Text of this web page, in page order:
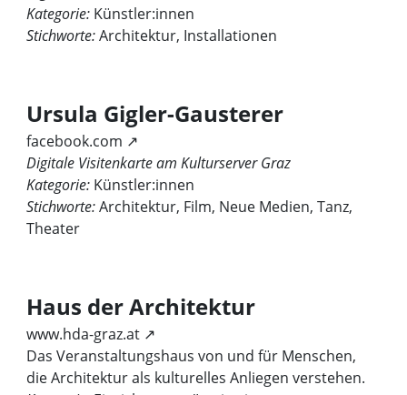
Kategorie: Künstler:innen
Stichworte:Architektur, Installationen
Ursula Gigler-Gausterer
facebook.com ↗
Digitale Visitenkarte am Kulturserver Graz
Kategorie: Künstler:innen
Stichworte:Architektur, Film, Neue Medien, Tanz,
Theater
Haus der Architektur
www.hda-graz.at ↗
Das Veranstaltungshaus von und für Menschen,
die Architektur als kulturelles Anliegen verstehen.